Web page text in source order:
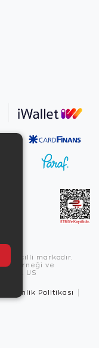
tescilli markadır.
Derneği ve
US
Güvenlik Politikası